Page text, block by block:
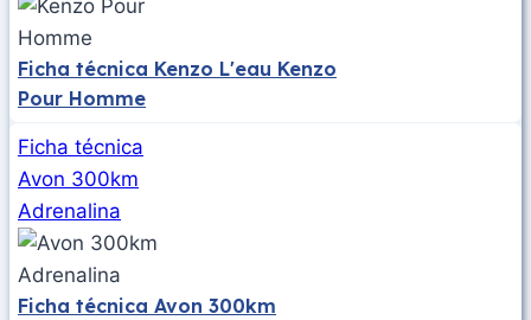
Ficha técnica Kenzo L'eau Kenzo
Pour Homme
Ficha técnica
Avon 300km
Adrenalina
Ficha técnica Avon 300km